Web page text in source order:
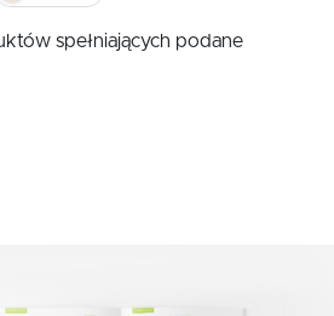
spełniających podane